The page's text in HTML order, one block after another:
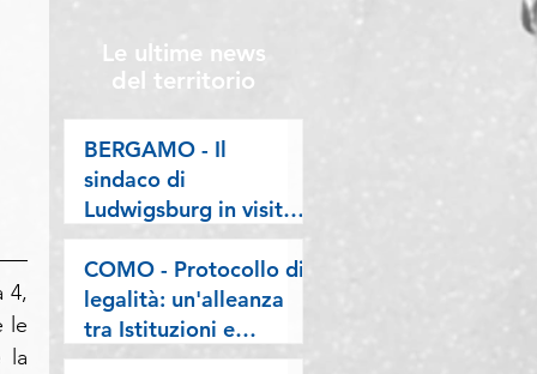
4,
le
la
Lombardia, la nostra
riflessione sulla
stampa
Le ultime news
del territorio
BERGAMO - Il
sindaco di
Ludwigsburg in visita
a Confartigianato
Bergamo: si rafforza
una collaborazione
lunga oltre vent’anni
COMO - Protocollo di
legalità: un'alleanza
tra Istituzioni e
imprese per difendere